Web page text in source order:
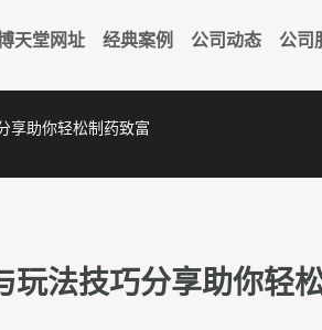
天堂网址 经典案例 公司动态 公司
享助你轻松制药致富
法技巧分享助你轻